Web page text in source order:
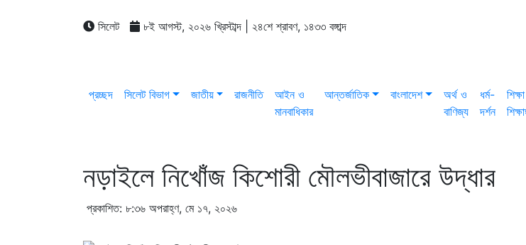
সিলেট ৮ই আগস্ট, ২০২৬ খ্রিস্টাব্দ | ২৪শে শ্রাবণ, ১৪৩৩ বঙ্গাব্দ
প্রচ্ছদ সিলেট বিভাগ জাতীয় রাজনীতি
আইন ও
মানবাধিকার
আন্তর্জাতিক বাংলাদেশ
অর্থ ও
বাণিজ্য
ধর্ম-
দর্শন
নড়াইলে নিখোঁজ কিশোরী মৌলভীবাজারে উদ্ধার
প্রকাশিত: ৮:৩৬ অপরাহ্ণ, মে ১৭, ২০২৬